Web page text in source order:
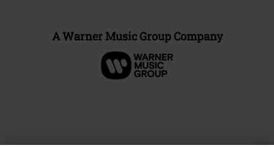
A Warner Music Group Company